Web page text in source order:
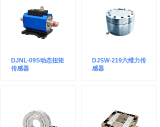
DJNL-09S动态扭矩
传感器
DJSW-219六维力传
感器